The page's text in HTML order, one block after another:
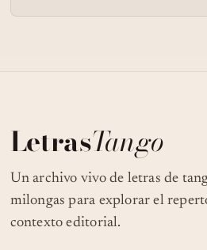
08
ADRIANA
LOS QUE SE
LetrasTango
Un archivo vivo de letras de
milongas para explorar el
contexto editorial.